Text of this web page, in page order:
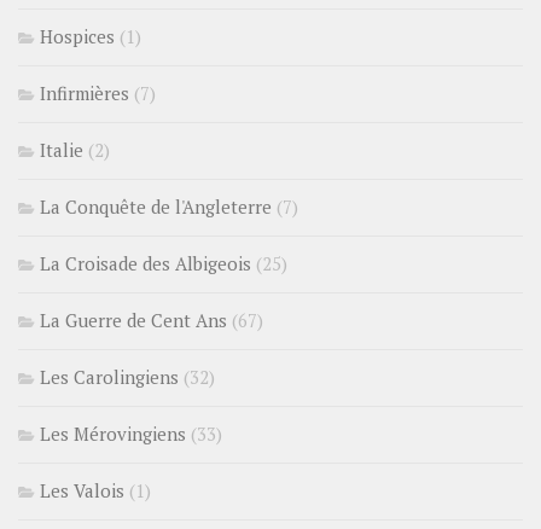
Hospices (1)
Infirmières (7)
Italie (2)
La Conquête de l'Angleterre (7)
La Croisade des Albigeois (25)
La Guerre de Cent Ans (67)
Les Carolingiens (32)
Les Mérovingiens (33)
Les Valois (1)